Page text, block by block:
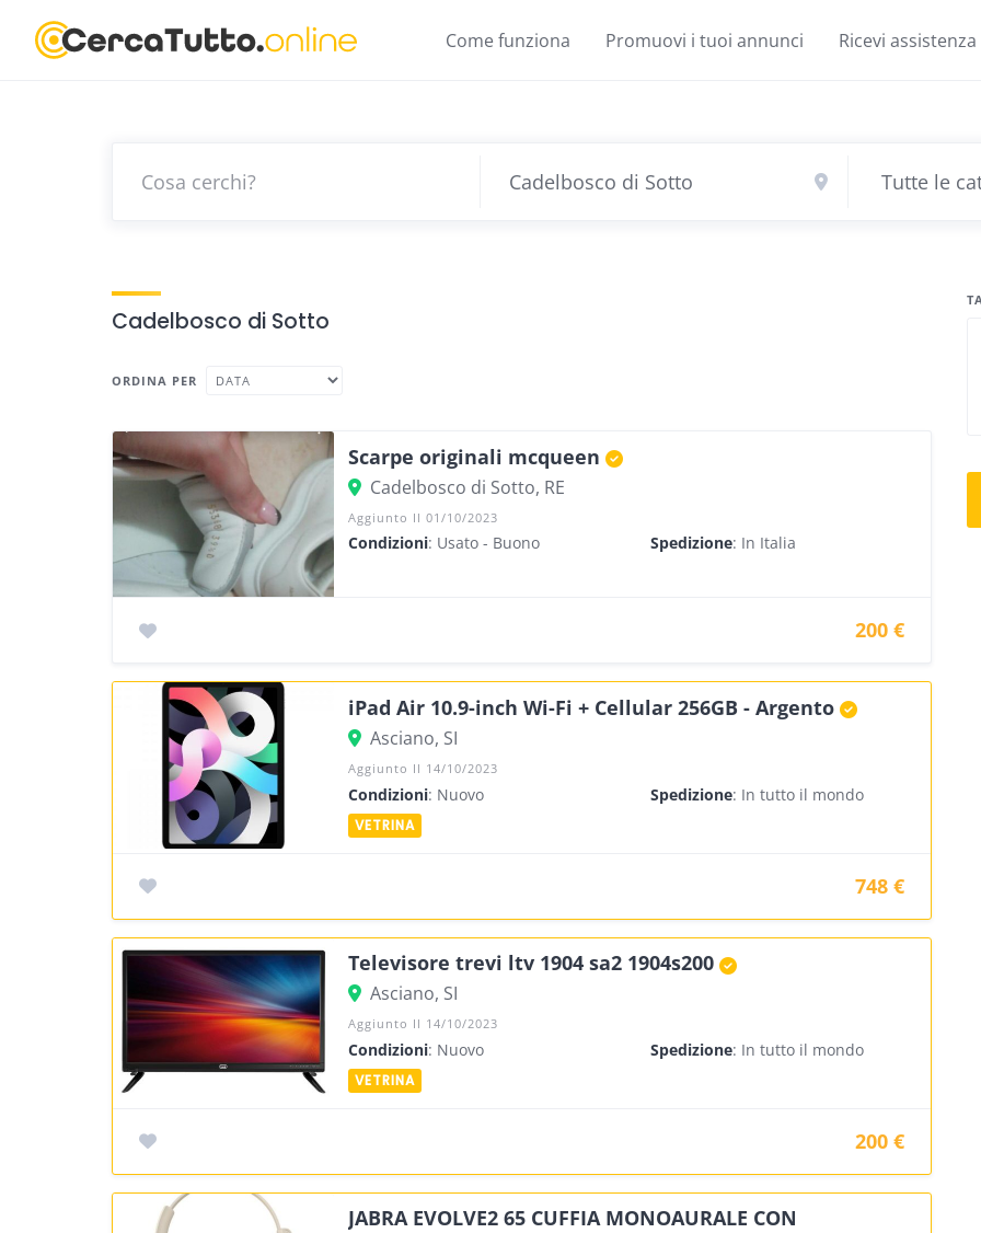
content
Come funziona Promuovi i tuoi annunci Ricevi assistenza
Cadelbosco di Sotto
ORDINA PER
Scarpe originali mcqueen
Cadelbosco di Sotto, RE
Aggiunto Il 01/10/2023
Condizioni: Usato - Buono Spedizione: In Italia
200 €
iPad Air 10.9-inch Wi-Fi + Cellular 256GB - Argento
Asciano, SI
Aggiunto Il 14/10/2023
Condizioni: Nuovo Spedizione: In tutto il mondo
748 €
Televisore trevi ltv 1904 sa2 1904s200
Asciano, SI
Aggiunto Il 14/10/2023
Condizioni: Nuovo Spedizione: In tutto il mondo
200 €
JABRA EVOLVE2 65 CUFFIA MONOAURALE CON